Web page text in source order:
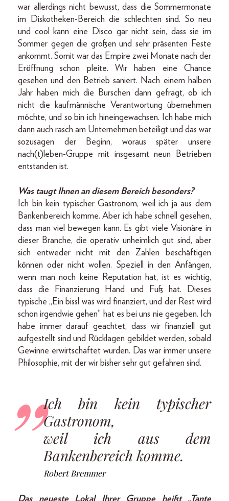
war allerdings nicht bewusst, dass die Sommermonate
im Diskotheken-Bereich die schlechten sind. So neu
und cool kann eine Disco gar nicht sein, dass sie im
Sommer gegen die großen und sehr präsenten Feste
ankommt. Somit war das Empire zwei Monate nach der
Eröffnung schon pleite. Wir haben eine Chance
gesehen und den Betrieb saniert. Nach einem halben
Jahr haben mich die Burschen dann gefragt, ob ich
nicht die kaufmännische Verantwortung übernehmen
möchte, und so bin ich hineingewachsen. Ich habe mich
dann auch rasch am Unternehmen beteiligt und das war
sozusagen der Beginn, woraus später unsere
nach(t)leben-Gruppe mit insgesamt neun Betrieben
entstanden ist.
Was taugt Ihnen an diesem Bereich besonders?
Ich bin kein typischer Gastronom, weil ich ja aus dem
Bankenbereich komme. Aber ich habe schnell gesehen,
dass man viel bewegen kann. Es gibt viele Visionäre in
dieser Branche, die operativ unheimlich gut sind, aber
sich entweder nicht mit den Zahlen beschäftigen
können oder nicht wollen. Speziell in den Anfängen,
wenn man noch keine Reputation hat, ist es wichtig,
dass die Finanzierung Hand und Fuß hat. Dieses
typische „Ein bissl was wird finanziert, und der Rest wird
schon irgendwie gehen“ hat es bei uns nie gegeben. Ich
habe immer darauf geachtet, dass wir finanziell gut
aufgestellt sind und Rücklagen gebildet werden, sobald
Gewinne erwirtschaftet wurden. Das war immer unsere
Philosophie, mit der wir bisher sehr gut gefahren sind.
Ich bin kein typischer
Gastronom,
weil ich aus dem
Bankenbereich komme.
Robert Bremmer
Das neueste Lokal Ihrer Gruppe heißt „Tante